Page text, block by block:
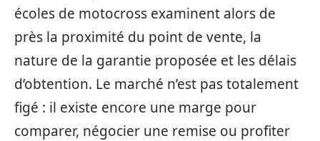
écoles de motocross examinent alors de
près la proximité du point de vente, la
nature de la garantie proposée et les délais
d’obtention. Le marché n’est pas totalement
figé : il existe encore une marge pour
comparer, négocier une remise ou profiter